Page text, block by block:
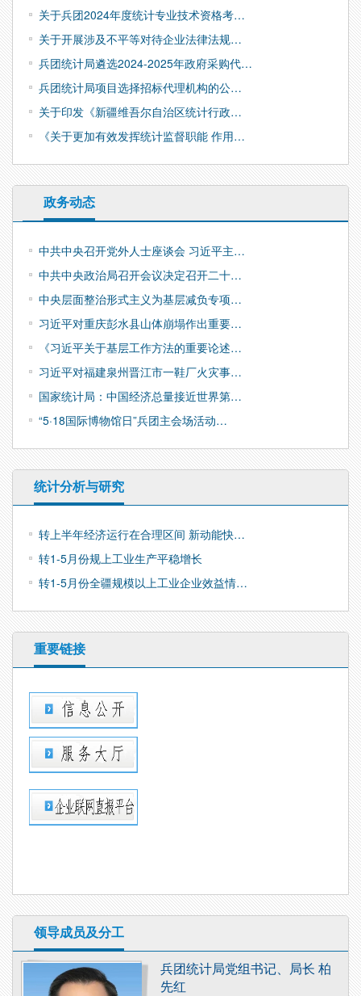
关于兵团2024年度统计专业技术资格考…
关于开展涉及不平等对待企业法律法规…
兵团统计局遴选2024-2025年政府采购代…
兵团统计局项目选择招标代理机构的公…
关于印发《新疆维吾尔自治区统计行政…
《关于更加有效发挥统计监督职能 作用…
政务动态
中共中央召开党外人士座谈会 习近平主…
中共中央政治局召开会议决定召开二十…
中央层面整治形式主义为基层减负专项…
习近平对重庆彭水县山体崩塌作出重要…
《习近平关于基层工作方法的重要论述…
习近平对福建泉州晋江市一鞋厂火灾事…
国家统计局：中国经济总量接近世界第…
“5·18国际博物馆日”兵团主会场活动…
统计分析与研究
转上半年经济运行在合理区间 新动能快…
转1-5月份规上工业生产平稳增长
转1-5月份全疆规模以上工业企业效益情…
重要链接
领导成员及分工
兵团统计局党组书记、局长 柏
先红